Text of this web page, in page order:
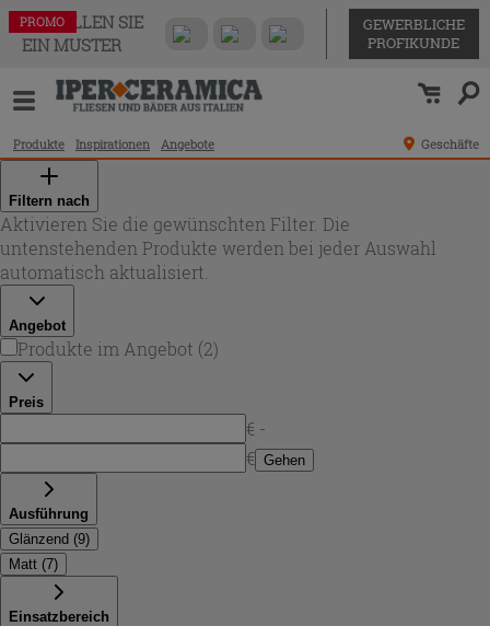
BESTELLEN SIE
EIN MUSTER
GEWERBLICHE
PROFIKUNDE
Produkte Inspirationen Angebote Geschäfte
Filtern nach
Aktivieren Sie die gewünschten Filter. Die
untenstehenden Produkte werden bei jeder Auswahl
automatisch aktualisiert.
Angebot
Produkte im Angebot (2)
Preis
€ -
€ Gehen
Ausführung
Glänzend (9)
Matt (7)
Einsatzbereich
PROMO
PROMO